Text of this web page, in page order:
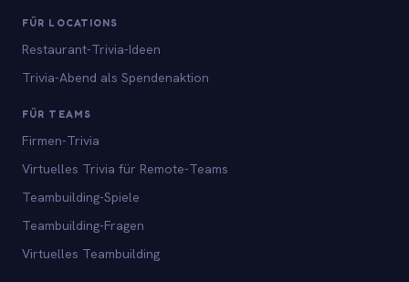
FÜR LOCATIONS
Restaurant-Trivia-Ideen
Trivia-Abend als Spendenaktion
FÜR TEAMS
Firmen-Trivia
Virtuelles Trivia für Remote-Teams
Teambuilding-Spiele
Teambuilding-Fragen
Virtuelles Teambuilding